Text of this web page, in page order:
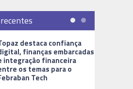
recentes
destaca confiança
finanças embarcadas
integração financeira
os temas para o
Tech